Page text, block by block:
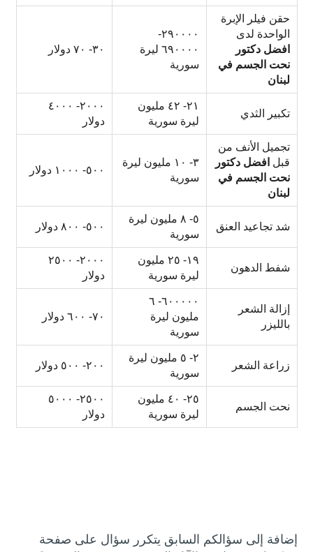
حقن فيلر الإبرة
الواحدة لدى
افضل دكتور
نحت الجسم في
لبنان
٢٩٠٠٠٠-
٦٩٠٠٠٠ ليرة
سورية
٣٠- ٧٠ دولار
تكبير الثدي
٢١- ٤٢ مليون
ليرة سورية
٢٠٠٠- ٤٠٠٠
دولار
تجميل الأنف من
قبل افضل دكتور
نحت الجسم في
لبنان
٣- ١٠ مليون ليرة
سورية
٥٠٠- ١٠٠٠ دولار
شد تجاعيد العنق
٥- ٨ مليون ليرة
سورية
٥٠٠- ٨٠٠ دولار
شفط الدهون
١٩- ٢٥ مليون
ليرة سورية
٢٠٠٠- ٢٥٠٠
دولار
إزالة الشعر
بالليزر
٦٠٠٠٠٠- ٦
مليون ليرة
سورية
٧٠- ٦٠٠ دولار
زراعة الشعر
٢- ٥ مليون ليرة
سورية
٢٠٠- ٥٠٠ دولار
نحت الجسم
٢٥- ٤٠ مليون
ليرة سورية
٢٥٠٠- ٥٠٠٠
دولار
إضافة إلى سؤالكم السابق يتكرر سؤال على صفحة